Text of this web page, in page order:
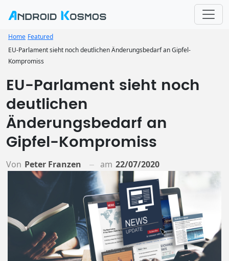
Home Featured
EU-Parlament sieht noch deutlichen Änderungsbedarf an Gipfel-
Kompromiss
EU-Parlament sieht noch
deutlichen
Änderungsbedarf an
Gipfel-Kompromiss
Von Peter Franzen am 22/07/2020